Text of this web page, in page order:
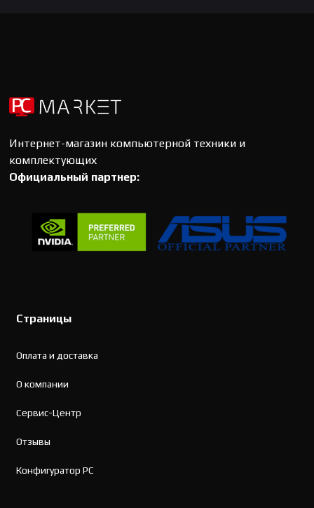
Интернет-магазин компьютерной техники и
комплектующих
Официальный партнер:
Страницы
Оплата и доставка
О компании
Сервис-Центр
Отзывы
Конфигуратор PC